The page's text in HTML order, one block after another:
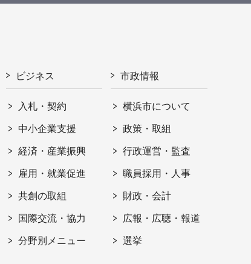
ビジネス
入札・契約
中小企業支援
経済・産業振興
雇用・就業促進
共創の取組
国際交流・協力
分野別メニュー
市政情報
横浜市について
政策・取組
行政運営・監査
職員採用・人事
財政・会計
広報・広聴・報道
選挙